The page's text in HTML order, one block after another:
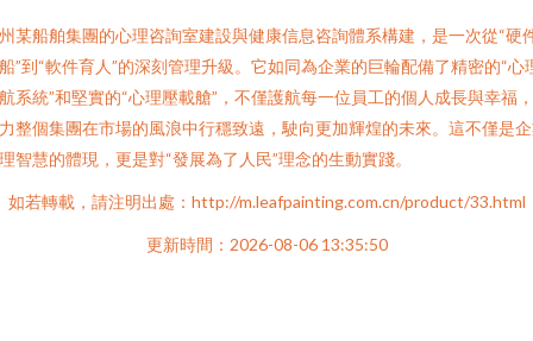
某船舶集團的心理咨詢室建設與健康信息咨詢體系構建，是一次從“硬
”到“軟件育人”的深刻管理升級。它如同為企業的巨輪配備了精密的“心
系統”和堅實的“心理壓載艙”，不僅護航每一位員工的個人成長與幸福
整個集團在市場的風浪中行穩致遠，駛向更加輝煌的未來。這不僅是
智慧的體現，更是對“發展為了人民”理念的生動實踐。
如若轉載，請注明出處：http://m.leafpainting.com.cn/product/33.html
更新時間：2026-08-06 13:35:50